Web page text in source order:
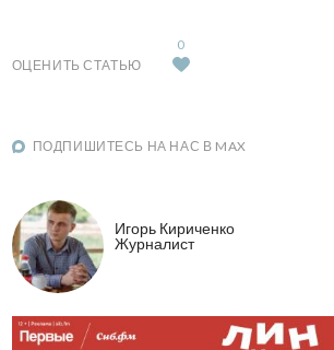
ОЦЕНИТЬ СТАТЬЮ
0
ПОДПИШИТЕСЬ НА НАС В MAX
Игорь Кириченко
Журналист